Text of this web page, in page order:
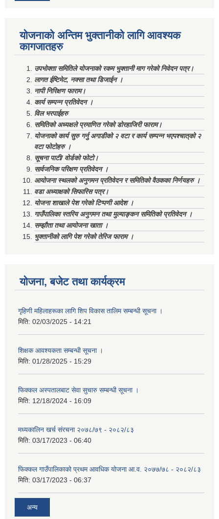
योजनाको अन्तिम भुक्तानीको लागि आवश्यक
कागजातहरु
उपभोक्ता समितिले योजनाको रकम भुक्तानी माग गरेको निवेदन पत्र।
लागत ईष्टिमेट, नक्सा तथा डिजाईन ।
नापी निरिक्षण फाराम।
कार्य सम्पन्न प्रतिवेदन ।
विल भरपाईहरु
समितिको अध्यक्षले प्रमाणित गरेको डोरहाजिरी फाराम।
योजनाको कार्य सुरु गर्नु अगाडीको २ वटा र कार्य सम्पन्न भएपश्चात्‌को २
वटा फोटोहरु ।
सूचना पाटी/ वोर्डको फोटो।
सार्वजनिक परिक्षण प्रतिवेदन ।
आयोजना स्थलको अनुगमन प्रतिवेदन र समितिको वैठकका निर्णयहरु ।
वडा अध्याक्षको सिफारिस पत्र।
योजना शाखाले पेश गरेको टिप्पणी आदेश ।
गाउँपालिका स्तरिय अनुगमन तथा मुल्याङ्कन समितिको प्रतिवेदन ।
सम्झौता तथा आयोजना खाता ।
भुक्तानीको लागि पेश गरेको तेरिज फाराम ।
योजना, बजेट तथा कार्यक्रम
गृहिणी महिलाहरूका लागि शिप विकास तालिम सम्बन्धी सूचना ‌।
मिति: 02/03/2025 - 14:21
शिक्षक आवश्यकता सम्बन्धी सूचना ।
मिति: 01/28/2025 - 15:29
फिक्कल अस्पतालबाट सेवा सुचारु सम्बन्धी सूचना ।
मिति: 12/18/2024 - 16:09
मध्यकालिन खर्च संरचना २०७८/७९ - २०८२/८३
मिति: 03/17/2023 - 06:40
फिक्कल गाउँपालिकाको प्रथम आवधिक योजना आ.व. २०७७/७८ - २०८२/८३
मिति: 03/17/2023 - 06:37
अन्य